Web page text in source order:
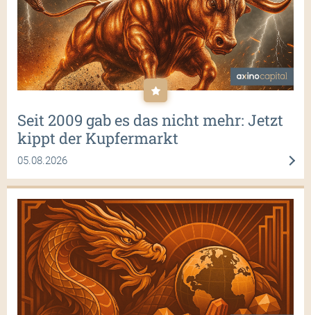
05.08.2026
Seit 2009 gab es das nicht mehr: Jetzt
kippt der Kupfermarkt